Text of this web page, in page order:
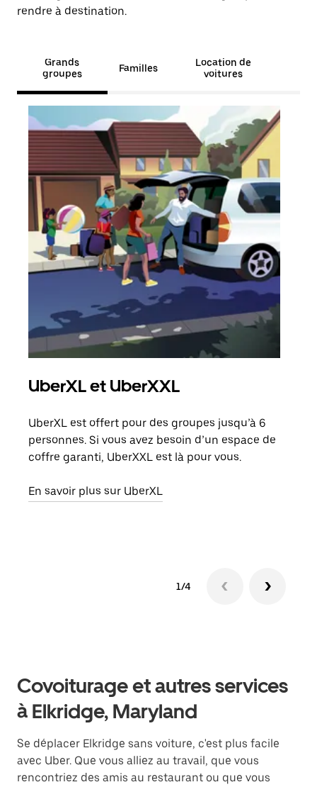
rendre à destination.
Grands
groupes
Familles
Location de
voitures
UberXL et UberXXL
UberXL est offert pour des groupes jusqu’à 6
personnes. Si vous avez besoin d’un espace de
coffre garanti, UberXXL est là pour vous.
En savoir plus sur UberXL
1/4
Covoiturage et autres services
à Elkridge, Maryland
Se déplacer Elkridge sans voiture, c'est plus facile
avec Uber. Que vous alliez au travail, que vous
rencontriez des amis au restaurant ou que vous